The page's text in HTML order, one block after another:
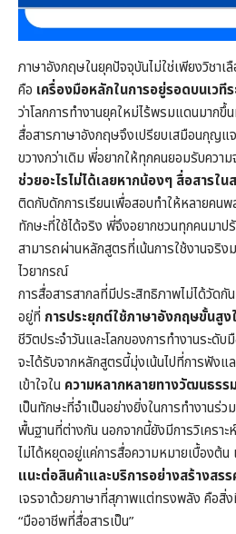
ภาษาอังกฤษในยุคปัจจุบันไม่ใช่เพียงวิชาเ
คือ เครื่องมือหลักในการอยู่รอดบนเวที
ว่าโลกการทำงานยุคใหม่ไร้พรมแดนมากขึ้
สื่อสารภาษาอังกฤษจึงเปรียบเสมือนกุญแ
ขวางกว่าเดิม พี่อยากให้ทุกคนยอมรับความ
ช่วยอะไรไม่ได้เลยหากน้องๆ สื่อสารใ
ติดกับดักการเรียนเพื่อสอบทำให้หลายคน
ทักษะที่ใช้ได้จริง พี่จึงอยากชวนทุกคนมาป
สามารถผ่านหลักสูตรที่เน้นการใช้งานจริง
ไวยากรณ์
การสื่อสารสากลที่มีประสิทธิภาพไม่ได้วัด
อยู่ที่ การประยุกต์ใช้ภาษาอังกฤษขั้นสูง
ชีวิตประจำวันและโลกของการทำงานระดั
จะได้รับจากหลักสูตรนี้มุ่งเน้นไปที่การฟังแ
เข้าใจใน ความหลากหลายทางวัฒนธรร
เป็นทักษะที่จำเป็นอย่างยิ่งในการทำงานร่
พื้นฐานที่ต่างกัน นอกจากนี้ยังมีการวิเคราะ
ไม่ได้หยุดอยู่แค่การสื่อความหมายเบื้องต้น
แนะต่อสินค้าและบริการอย่างสร้างสร
เจรจาด้วยภาษาที่สุภาพแต่ทรงพลัง คือสิ่
“มืออาชีพที่สื่อสารเป็น”